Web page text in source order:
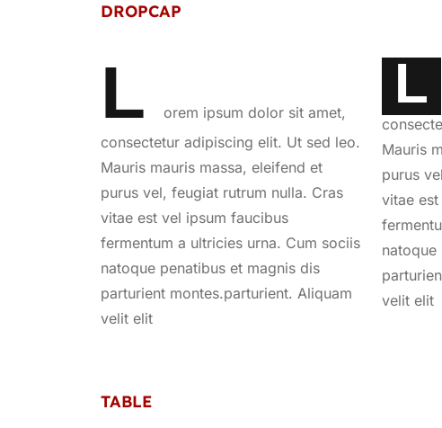
DROPCAP
L
orem ipsum dolor sit amet,
consectetur adipiscing elit. Ut sed leo.
Mauris mauris massa, eleifend et
purus vel, feugiat rutrum nulla. Cras
vitae est vel ipsum faucibus
fermentum a ultricies urna. Cum sociis
natoque penatibus et magnis dis
parturient montes.parturient. Aliquam
velit elit
L
Mauris
purus
vitae
natoque
velit elit
TABLE